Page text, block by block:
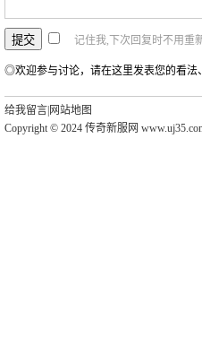
记住我,下次回复时不用重
◎欢迎参与讨论，请在这里发表您的看法
给我留言 网站地图
Copyright © 2024 传奇新服网